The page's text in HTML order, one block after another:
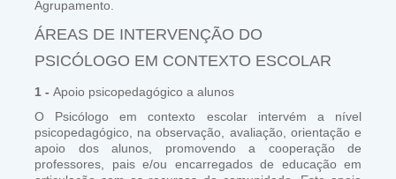
Agrupamento.
ÁREAS DE INTERVENÇÃO DO
PSICÓLOGO EM CONTEXTO ESCOLAR
1 - Apoio psicopedagógico a alunos
O Psicólogo em contexto escolar intervém a nível
psicopedagógico, na observação, avaliação, orientação e
apoio dos alunos, promovendo a cooperação de
professores, pais e/ou encarregados de educação em